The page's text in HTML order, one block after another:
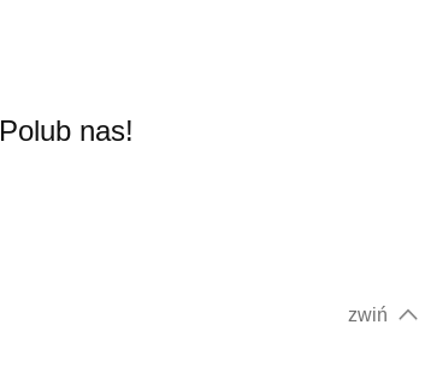
Polub nas!
zwiń